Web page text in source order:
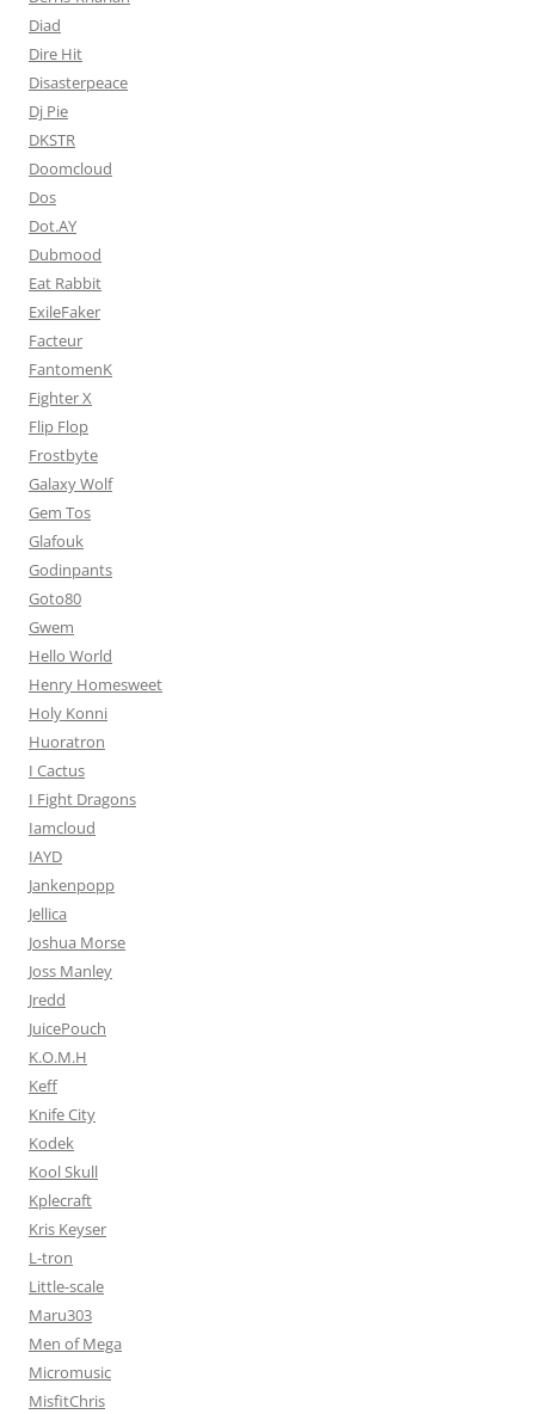
Diad
Dire Hit
Disasterpeace
Dj Pie
DKSTR
Doomcloud
Dos
Dot.AY
Dubmood
Eat Rabbit
ExileFaker
Facteur
FantomenK
Fighter X
Flip Flop
Frostbyte
Galaxy Wolf
Gem Tos
Glafouk
Godinpants
Goto80
Gwem
Hello World
Henry Homesweet
Holy Konni
Huoratron
I Cactus
I Fight Dragons
Iamcloud
IAYD
Jankenpopp
Jellica
Joshua Morse
Joss Manley
Jredd
JuicePouch
K.O.M.H
Keff
Knife City
Kodek
Kool Skull
Kplecraft
Kris Keyser
L-tron
Little-scale
Maru303
Men of Mega
Micromusic
MisfitChris